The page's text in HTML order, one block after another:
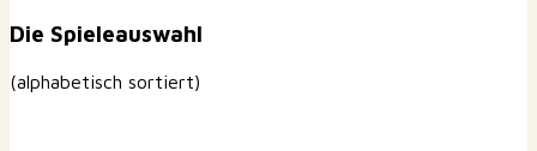
Die Spieleauswahl
(alphabetisch sortiert)